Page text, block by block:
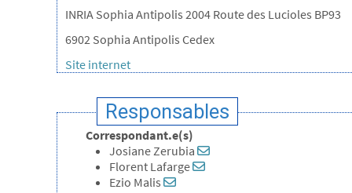
INRIA Sophia Antipolis 2004 Route des Lucioles BP93
6902 Sophia Antipolis Cedex
Site internet
Responsables
Correspondant.e(s)
Josiane Zerubia
Florent Lafarge
Ezio Malis